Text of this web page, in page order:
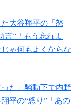
大谷翔平の「怒
”「もう忘れよ
ゃ何もよくならな
た」騒動下で内野
平の“怒り”「あの